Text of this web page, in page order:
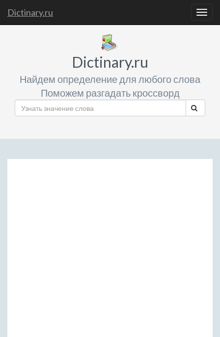
Dictinary.ru
Dictinary.ru
Найдем определение для любого слова
Поможем разгадать кроссворд